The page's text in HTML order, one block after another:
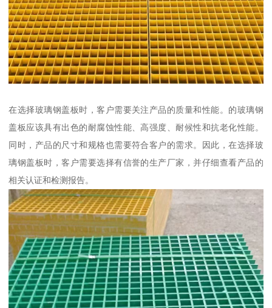
在选择玻璃钢盖板时，客户需要关注产品的质量和性能。的玻璃钢
盖板应该具有出色的耐腐蚀性能、高强度、耐候性和抗老化性能。
同时，产品的尺寸和规格也需要符合客户的需求。因此，在选择玻
璃钢盖板时，客户需要选择有信誉的生产厂家，并仔细查看产品的
相关认证和检测报告。